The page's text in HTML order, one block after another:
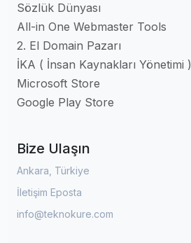
Sözlük Dünyası
All-in One Webmaster Tools
2. El Domain Pazarı
İKA ( İnsan Kaynakları Yönetimi )
Microsoft Store
Google Play Store
Bize Ulaşın
Ankara, Türkiye
İletişim Eposta
info@teknokure.com